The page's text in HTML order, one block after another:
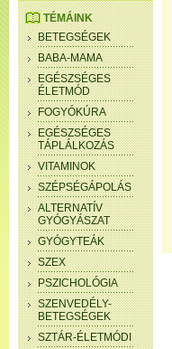
TÉMÁINK
BETEGSÉGEK
BABA-MAMA
EGÉSZSÉGES
ÉLETMÓD
FOGYÓKÚRA
EGÉSZSÉGES
TÁPLÁLKOZÁS
VITAMINOK
SZÉPSÉGÁPOLÁS
ALTERNATÍV
GYÓGYÁSZAT
GYÓGYTEÁK
SZEX
PSZICHOLÓGIA
SZENVEDÉLY-
BETEGSÉGEK
SZTÁR-ÉLETMÓDI